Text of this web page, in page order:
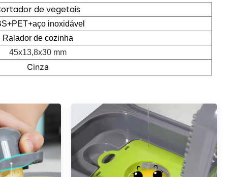
de vegetais
inoxidável
Ralador de cozinha
45x13,8x30 mm
Cinza